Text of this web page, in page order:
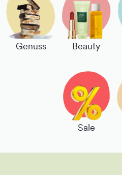
Genuss Beauty
Sale